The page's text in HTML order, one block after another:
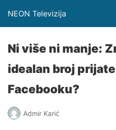
NEON Televizija
Ni više ni manje:
idealan broj
Facebooku?
Admir Karić